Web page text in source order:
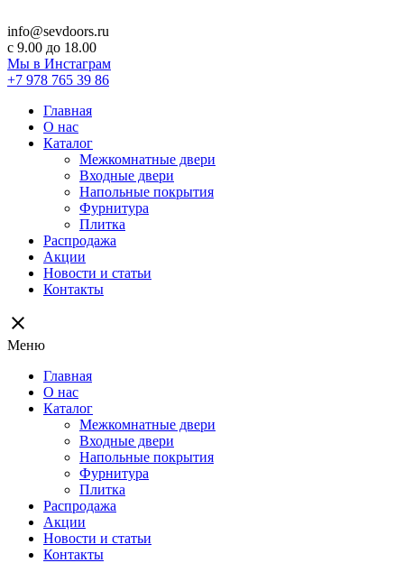
info@sevdoors.ru
c 9.00 до 18.00
Мы в Инстаграм
+7 978 765 39 86
Главная
О нас
Каталог
Межкомнатные двери
Входные двери
Напольные покрытия
Фурнитура
Плитка
Распродажа
Акции
Новости и статьи
Контакты
close
Меню
Главная
О нас
Каталог
Межкомнатные двери
Входные двери
Напольные покрытия
Фурнитура
Плитка
Распродажа
Акции
Новости и статьи
Контакты